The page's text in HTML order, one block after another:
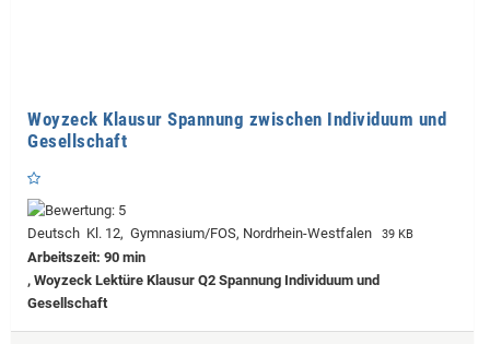
Woyzeck Klausur Spannung zwischen Individuum und
Gesellschaft
Deutsch Kl. 12, Gymnasium/FOS, Nordrhein-Westfalen 39 KB
Arbeitszeit: 90 min
, Woyzeck Lektüre Klausur Q2 Spannung Individuum und
Gesellschaft